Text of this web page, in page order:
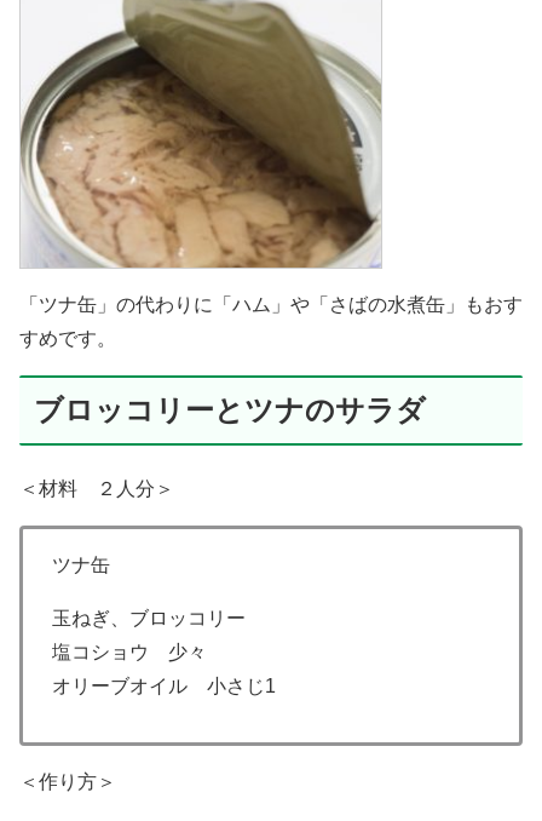
「ツナ缶」の代わりに「ハム」や「さばの水煮缶」もおす
すめです。
ブロッコリーとツナのサラダ
＜材料 ２人分＞
ツナ缶
玉ねぎ、ブロッコリー
塩コショウ 少々
オリーブオイル 小さじ1
＜作り方＞